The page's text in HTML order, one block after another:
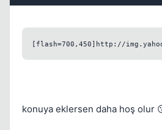
[flash=700,450]http://
konuya eklersen daha hoş olur